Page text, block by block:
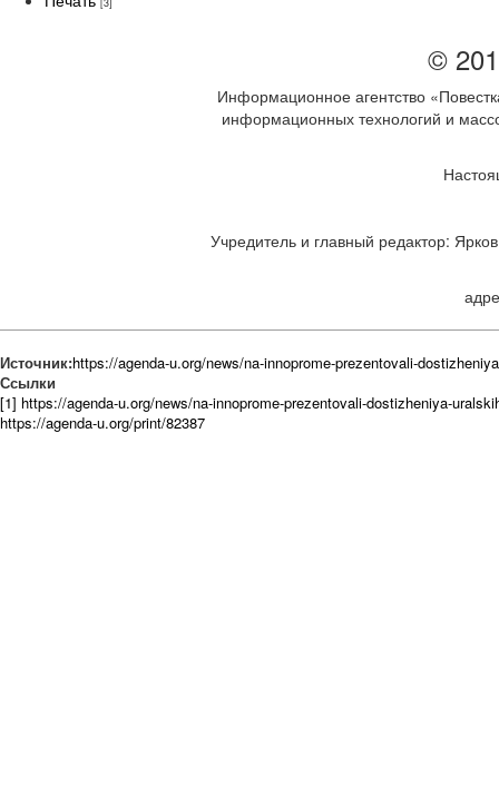
©
Информационное агентство
информационных технологий и
Учредитель и главный редактор:
Источник:https://agenda-u.org/news/na-innoprome-prezentovali-
Ссылки
[1] https://agenda-u.org/news/na-innoprome-prezentovali-dostizheniya-
https://agenda-u.org/print/82387